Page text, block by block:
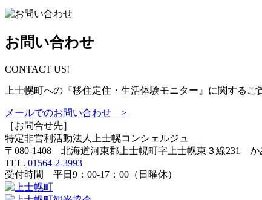
お問い合わせ
CONTACT US!
上士幌町への『移住定住・生活体験モニター』に関する
メールでのお問い合わせ >
［お問合せ先］
特定非営利活動法人
上士幌コンシェルジュ
〒080-1408 北海道河東郡上士幌町字上士幌東３線231 か
TEL. 01564-2-3993
受付時間 平日9：00-17：00（日曜休）